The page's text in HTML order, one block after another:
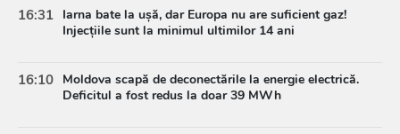
16:31 Iarna bate la ușă, dar Europa nu are suficient gaz!
Injecțiile sunt la minimul ultimilor 14 ani
16:10 Moldova scapă de deconectările la energie electrică.
Deficitul a fost redus la doar 39 MWh